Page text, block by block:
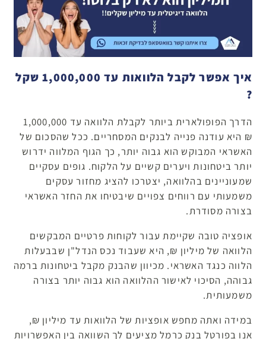
איך אפשר לקבל הלוואות עד 1,000,000 שקל
?
הדרך הפופולארית ביותר לקבלת הלוואה עד 1,000,000
₪ היא עודנה פנייה לבנקים המסחריים. ככל שהסכום של
האשראי המבוקש הוא גבוה יותר, כך הגוף המלווה ידרוש
יותר ביטחונות ויערים קשיים על הלקוח. גופים עסקיים
שמעוניינים בהלוואה, יצטרכו להציג מחזור עסקים
משמעותי עם רווחים צפויים שיבטיחו את החזר האשראי
בצורה מסודרת.
אופציה טובה שקיימת עבור לקוחות פרטיים המבקשים
הלוואה של מיליון ₪, היא שעבוד נכס הנדל"ן שבבעלות
הלווה כנגד האשראי. מכיוון שהבנק מקבל ביטחונות ברמה
גבוהה, הסיכוי לאישור ההלוואה הוא גבוה יותר בצורה
משמעותית.
במידה ואתה מחפש אופציות של הלוואות עד מיליון ₪,
אנו בפורטל בנק כרמל מציעים לך השוואה בין האפשרויות